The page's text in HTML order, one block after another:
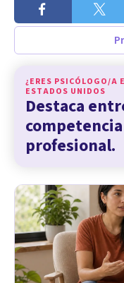
¿ERES PSICÓLOGO/A
ESTADOS UNIDOS
Destaca
competencia
profesional.